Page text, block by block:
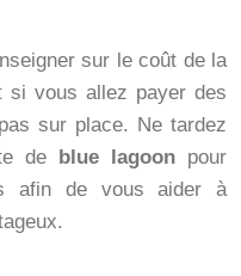
sur le coût de la
si vous allez payer des
sur place. Ne tardez
de blue lagoonpour
afin de vous aider à